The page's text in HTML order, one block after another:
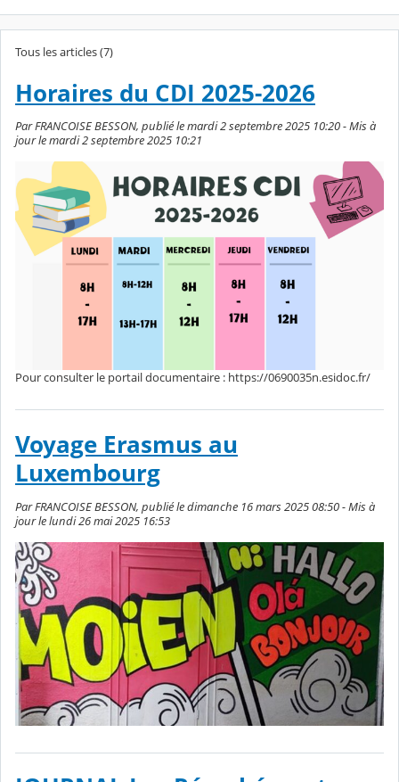
Tous les articles (7)
Horaires du CDI 2025-2026
Par FRANCOISE BESSON, publié le mardi 2 septembre 2025 10:20 - Mis à
jour le mardi 2 septembre 2025 10:21
Pour consulter le portail documentaire : https://0690035n.esidoc.fr/
Voyage Erasmus au
Luxembourg
Par FRANCOISE BESSON, publié le dimanche 16 mars 2025 08:50 - Mis à
jour le lundi 26 mai 2025 16:53